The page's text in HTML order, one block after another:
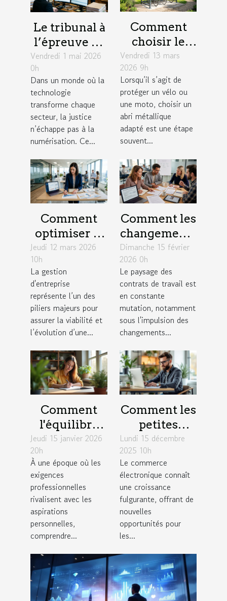
Le tribunal à
l’épreuve de
la
numérisation
: enjeux
concrets
Vendredi 1 mai 2026
0h
Dans un monde où la
technologie
transforme chaque
secteur, la justice
n’échappe pas à la
numérisation. Ce...
Comment
choisir le
meilleur abri
métallique
pour votre
vélo ou moto
?
Vendredi 13 mars
2026 9h
Lorsqu’il s’agit de
protéger un vélo ou
une moto, choisir un
abri métallique
adapté est une étape
souvent...
Comment
optimiser la
gestion
d'entreprise
pour une
croissance
durable ?
Jeudi 12 mars 2026
10h
La gestion
d'entreprise
représente l’un des
piliers majeurs pour
assurer la viabilité et
l’évolution d’une...
Comment les
changements
législatifs de
2026
influencent-
ils les
contrats de
travail ?
Dimanche 15 février
2026 0h
Le paysage des
contrats de travail est
en constante
mutation, notamment
sous l'impulsion des
changements...
Comment
l'équilibre
travail-vie
personnelle
influence la
créativité?
Jeudi 15 janvier 2026
20h
À une époque où les
exigences
professionnelles
rivalisent avec les
aspirations
personnelles,
comprendre...
Comment les
petites
entreprises
peuvent
exploiter les
tendances du
commerce
électronique
?
Lundi 15 décembre
2025 10h
Le commerce
électronique connaît
une croissance
fulgurante, offrant de
nouvelles
opportunités pour
les...